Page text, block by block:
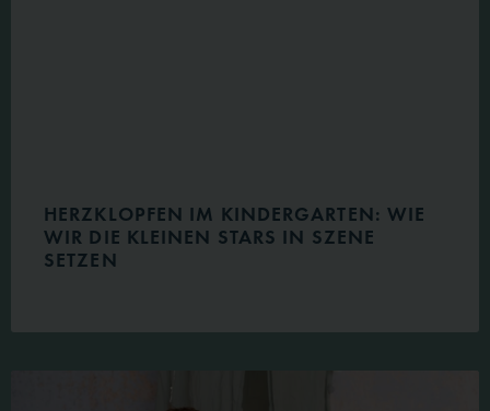
HERZKLOPFEN IM KINDERGARTEN: WIE
WIR DIE KLEINEN STARS IN SZENE
SETZEN